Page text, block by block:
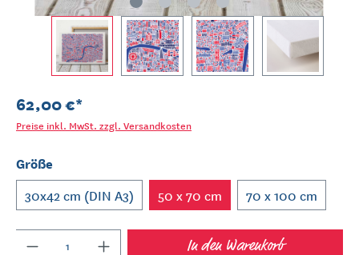
62,00 €*
Preise inkl. MwSt. zzgl. Versandkosten
Größe
30x42 cm (DIN A3) 50 x 70 cm 70 x 100 cm
In den Warenkorb